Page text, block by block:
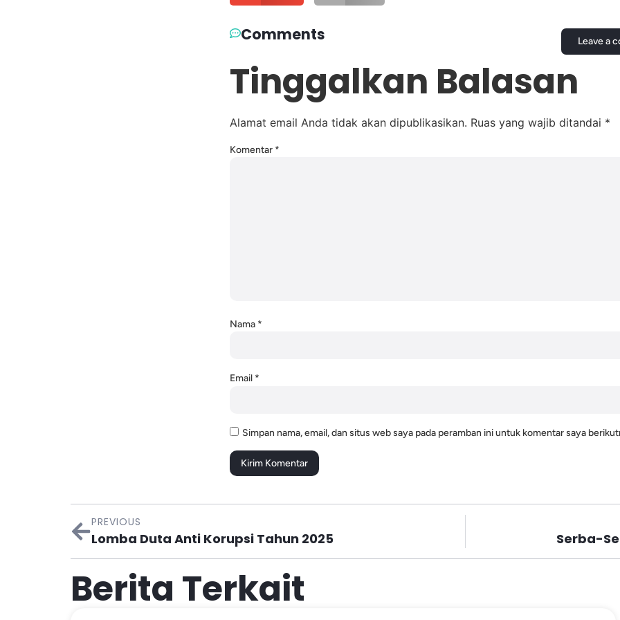
Comments Leave a
Tinggalkan Balasan
Alamat email Anda tidak akan dipublikasikan. Ruas yang wajib ditandai *
Komentar *
Nama *
Email *
Simpan nama, email, dan situs web saya pada peramban ini untuk komentar saya
PREVIOUS
Lomba Duta Anti Korupsi Tahun 2025 Serba-
Berita Terkait